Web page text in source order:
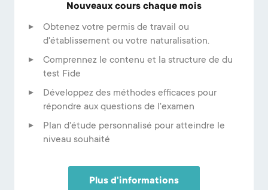
Nouveaux cours chaque mois
Obtenez votre permis de travail ou
d'établissement ou votre naturalisation.
Comprennez le contenu et la structure de du
test Fide
Développez des méthodes efficaces pour
répondre aux questions de l'examen
Plan d'étude personnalisé pour atteindre le
niveau souhaité
Plus d'informations